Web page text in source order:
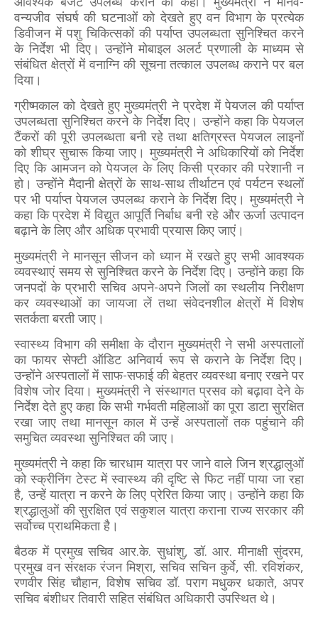
वन्यजीव संघर्ष की घटनाओं को देखते हुए वन विभाग के प्रत्येक
डिवीजन में पशु चिकित्सकों की पर्याप्त उपलब्धता सुनिश्चित करने
के निर्देश भी दिए। उन्होंने मोबाइल अलर्ट प्रणाली के माध्यम से
संबंधित क्षेत्रों में वनाग्नि की सूचना तत्काल उपलब्ध कराने पर बल
दिया।
ग्रीष्मकाल को देखते हुए मुख्यमंत्री ने प्रदेश में पेयजल की पर्याप्त
उपलब्धता सुनिश्चित करने के निर्देश दिए। उन्होंने कहा कि पेयजल
टैंकरों की पूरी उपलब्धता बनी रहे तथा क्षतिग्रस्त पेयजल लाइनों
को शीघ्र सुचारू किया जाए। मुख्यमंत्री ने अधिकारियों को निर्देश
दिए कि आमजन को पेयजल के लिए किसी प्रकार की परेशानी न
हो। उन्होंने मैदानी क्षेत्रों के साथ-साथ तीर्थाटन एवं पर्यटन स्थलों
पर भी पर्याप्त पेयजल उपलब्ध कराने के निर्देश दिए। मुख्यमंत्री ने
कहा कि प्रदेश में विद्युत आपूर्ति निर्बाध बनी रहे और ऊर्जा उत्पादन
बढ़ाने के लिए और अधिक प्रभावी प्रयास किए जाएं।
मुख्यमंत्री ने मानसून सीजन को ध्यान में रखते हुए सभी आवश्यक
व्यवस्थाएं समय से सुनिश्चित करने के निर्देश दिए। उन्होंने कहा कि
जनपदों के प्रभारी सचिव अपने-अपने जिलों का स्थलीय निरीक्षण
कर व्यवस्थाओं का जायजा लें तथा संवेदनशील क्षेत्रों में विशेष
सतर्कता बरती जाए।
स्वास्थ्य विभाग की समीक्षा के दौरान मुख्यमंत्री ने सभी अस्पतालों
का फायर सेफ्टी ऑडिट अनिवार्य रूप से कराने के निर्देश दिए।
उन्होंने अस्पतालों में साफ-सफाई की बेहतर व्यवस्था बनाए रखने पर
विशेष जोर दिया। मुख्यमंत्री ने संस्थागत प्रसव को बढ़ावा देने के
निर्देश देते हुए कहा कि सभी गर्भवती महिलाओं का पूरा डाटा सुरक्षित
रखा जाए तथा मानसून काल में उन्हें अस्पतालों तक पहुंचाने की
समुचित व्यवस्था सुनिश्चित की जाए।
मुख्यमंत्री ने कहा कि चारधाम यात्रा पर जाने वाले जिन श्रद्धालुओं
को स्क्रीनिंग टेस्ट में स्वास्थ्य की दृष्टि से फिट नहीं पाया जा रहा
है, उन्हें यात्रा न करने के लिए प्रेरित किया जाए। उन्होंने कहा कि
श्रद्धालुओं की सुरक्षित एवं सकुशल यात्रा कराना राज्य सरकार की
सर्वोच्च प्राथमिकता है।
बैठक में प्रमुख सचिव आर.के. सुधांशु, डॉ. आर. मीनाक्षी सुंदरम,
प्रमुख वन संरक्षक रंजन मिश्रा, सचिव सचिन कुर्वे, सी. रविशंकर,
रणवीर सिंह चौहान, विशेष सचिव डॉ. पराग मधुकर धकाते, अपर
सचिव बंशीधर तिवारी सहित संबंधित अधिकारी उपस्थित थे।